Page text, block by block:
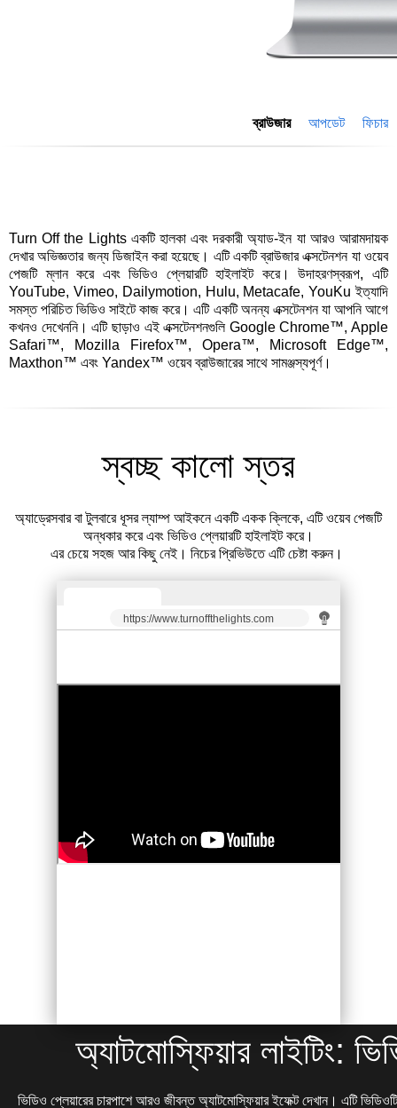
ব্রাউজার আপডেট ফিচার
Turn Off the Lights একটি হালকা এবং দরকারী অ্যাড-ইন যা আরও আরামদায়ক
দেখার অভিজ্ঞতার জন্য ডিজাইন করা হয়েছে। এটি একটি ব্রাউজার এক্সটেনশন যা ওয়েব
পেজটি ম্লান করে এবং ভিডিও প্লেয়ারটি হাইলাইট করে। উদাহরণস্বরূপ, এটি
YouTube, Vimeo, Dailymotion, Hulu, Metacafe, YouKu ইত্যাদি
সমস্ত পরিচিত ভিডিও সাইটে কাজ করে। এটি একটি অনন্য এক্সটেনশন যা আপনি আগে
কখনও দেখেননি। এটি ছাড়াও এই এক্সটেনশনগুলি Google Chrome™, Apple
Safari™, Mozilla Firefox™, Opera™, Microsoft Edge™,
Maxthon™ এবং Yandex™ ওয়েব ব্রাউজারের সাথে সামঞ্জস্যপূর্ণ।
স্বচ্ছ কালো স্তর
অ্যাড্রেসবার বা টুলবারে ধূসর ল্যাম্প আইকনে একটি একক ক্লিকে, এটি ওয়েব পেজটি
অন্ধকার করে এবং ভিডিও প্লেয়ারটি হাইলাইট করে।
এর চেয়ে সহজ আর কিছু নেই। নিচের প্রিভিউতে এটি চেষ্টা করুন।
https://www.turnoffthelights.com
অ্যাটমোস্ফিয়ার লাইটিং:
ভিডিও প্লেয়ারের চারপাশে আরও জীবন্ত অ্যাটমোস্ফিয়ার ইফেক্ট দেখান। এটি